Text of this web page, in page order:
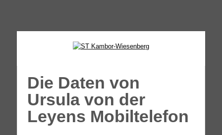
↓
Die Daten von
Ursula von der
Leyens Mobiltelefon